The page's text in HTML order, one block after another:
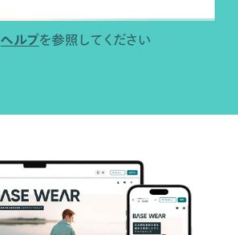
ヘルプを参照してください